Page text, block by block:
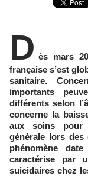
D ès mars
française s’est
sanitaire.
importants
différents selon
concerne la
aux soins pour
générale lors des
phénomène
caractérise par
suicidaires chez